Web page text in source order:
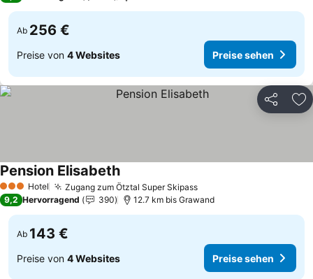
Ab 256 €
Preise von 4 Websites Preise sehen
Teilen
3 SterneHotel Zugang zum Ötztal Super Skipass
Pension Elisabeth
9,2 Hervorragend 390 12.7 km bis Grawand
Ab 143 €
Preise von 4 Websites Preise sehen